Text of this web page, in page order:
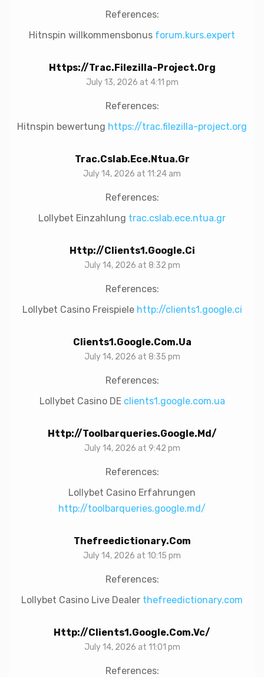
References:
Hitnspin willkommensbonus forum.kurs.expert
Https://trac.filezilla-Project.org
July 13, 2026 at 4:11 pm
References:
Hitnspin bewertung https://trac.filezilla-project.org
Trac.cslab.ece.ntua.gr
July 14, 2026 at 11:24 am
References:
Lollybet Einzahlung trac.cslab.ece.ntua.gr
Http://clients1.google.ci
July 14, 2026 at 8:32 pm
References:
Lollybet Casino Freispiele http://clients1.google.ci
Clients1.google.com.ua
July 14, 2026 at 8:35 pm
References:
Lollybet Casino DE clients1.google.com.ua
Http://toolbarqueries.google.md/
July 14, 2026 at 9:42 pm
References:
Lollybet Casino Erfahrungen
http://toolbarqueries.google.md/
Thefreedictionary.com
July 14, 2026 at 10:15 pm
References:
Lollybet Casino Live Dealer thefreedictionary.com
Http://clients1.google.com.vc/
July 14, 2026 at 11:01 pm
References: